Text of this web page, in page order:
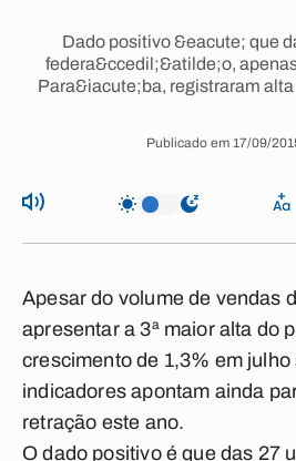
Dado positivo &eacute; que
federa&ccedil;&atilde;o,
Para&iacute;ba, registraram
Publicado em 17/09/
Apesar do volume de vendas
apresentar a 3ª maior alta do
crescimento de 1,3% em
indicadores apontam ainda
retração este ano.
O dado positivo é que das 27